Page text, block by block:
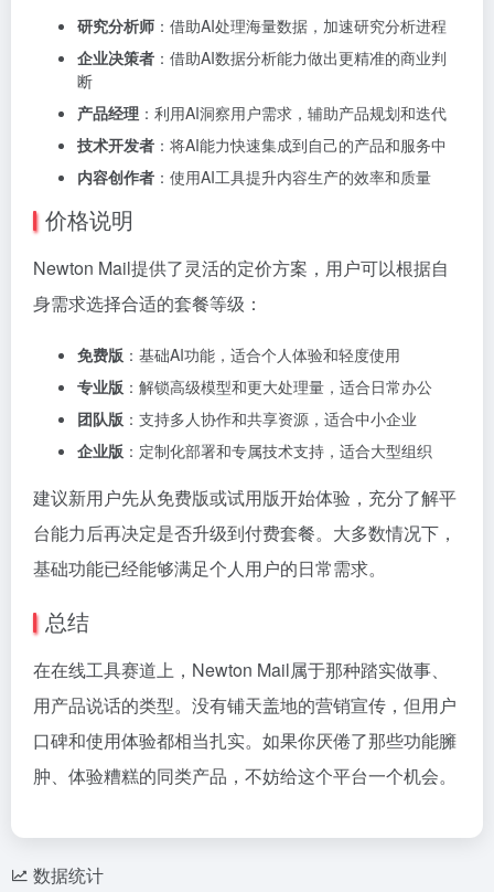
研究分析师 ：借助AI处理海量数据，加速研究分析进程
企业决策者 ：借助AI数据分析能力做出更精准的商业判
断
产品经理 ：利用AI洞察用户需求，辅助产品规划和迭代
技术开发者 ：将AI能力快速集成到自己的产品和服务中
内容创作者 ：使用AI工具提升内容生产的效率和质量
价格说明
Newton Mail提供了灵活的定价方案，用户可以根据自
身需求选择合适的套餐等级：
免费版 ：基础AI功能，适合个人体验和轻度使用
专业版 ：解锁高级模型和更大处理量，适合日常办公
团队版 ：支持多人协作和共享资源，适合中小企业
企业版 ：定制化部署和专属技术支持，适合大型组织
建议新用户先从免费版或试用版开始体验，充分了解平
台能力后再决定是否升级到付费套餐。大多数情况下，
基础功能已经能够满足个人用户的日常需求。
总结
在在线工具赛道上，Newton Mail属于那种踏实做事、
用产品说话的类型。没有铺天盖地的营销宣传，但用户
口碑和使用体验都相当扎实。如果你厌倦了那些功能臃
肿、体验糟糕的同类产品，不妨给这个平台一个机会。
数据统计